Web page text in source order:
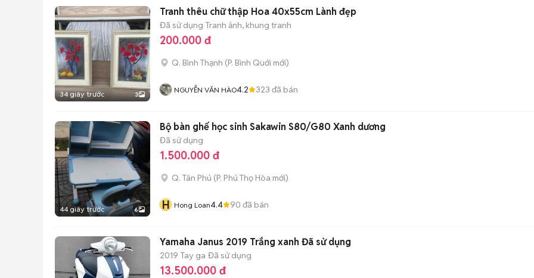
34 giây trước 3
Tranh thêu chữ thập Hoa 40x55cm Lành đẹp
Đã sử dụng Tranh ảnh, khung tranh
200.000 đ
Q. Bình Thạnh (P. Bình Quới mới)
NGUYỄN VĂN HÀO4.2 323 đã bán
44 giây trước 6
Bộ bàn ghế học sinh Sakawin S80/G80 Xanh dương
Đã sử dụng
1.500.000 đ
Q. Tân Phú (P. Phú Thọ Hòa mới)
H Hong Loan4.4 90 đã bán
Yamaha Janus 2019 Trắng xanh Đã sử dụng
2019 Tay ga Đã sử dụng
13.500.000 đ